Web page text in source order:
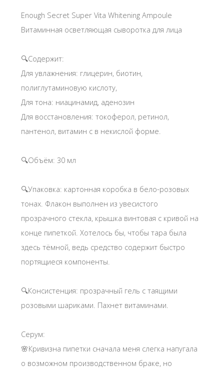
Enough Secret Super Vita Whitening Ampoule
Витаминная осветляющая сыворотка для лица
🔍Содержит:
Для увлажнения: глицерин, биотин,
полиглутаминовую кислоту,
Для тона: ниацинамид, аденозин
Для восстановления: токоферол, ретинол,
пантенол, витамин с в некислой форме.
🔍Объём: 30 мл
🔍Упаковка: картонная коробка в бело-розовых
тонах. Флакон выполнен из увесистого
прозрачного стекла, крышка винтовая с кривой на
конце пипеткой. Хотелось бы, чтобы тара была
здесь тёмной, ведь средство содержит быстро
портящиеся компоненты.
🔍Консистенция: прозрачный гель с таящими
розовыми шариками. Пахнет витаминами.
Серум:
🌸Кривизна пипетки сначала меня слегка напугала
о возможном производственном браке, но